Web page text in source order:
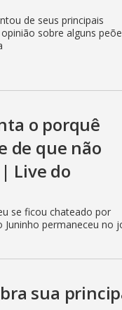
de seus principais
sobre alguns
o porquê
de que não
Live do
se ficou chateado por
permaneceu no
sua